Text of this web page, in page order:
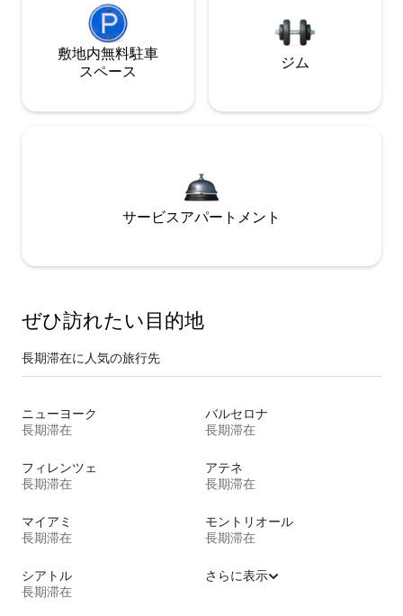
敷地内無料駐⁠車
ス⁠ペ⁠ー⁠ス
ジム
サービスアパートメント
ぜひ訪⁠れ⁠た⁠い目⁠的⁠地
長期滞在に人気の旅行先
ニューヨーク
長期滞在
バルセロナ
長期滞在
フィレンツェ
長期滞在
アテネ
長期滞在
マイアミ
長期滞在
モントリオール
長期滞在
シアトル
長期滞在
さらに表示